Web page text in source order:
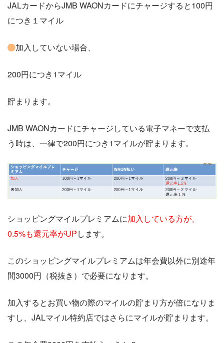
JALカードからJMB WAONカードにチャージすると100円
につき１マイル
加入していない場合、
200円につき1マイル
貯まります。
JMB WAONカードにチャージしている電子マネーで支払
う時は、一律で200円につき1マイルが貯まります。
ショッピングマイルプレミアムに加入している方が、
0.5%も還元率がUPします。
このショッピングマイルプレミアムは年会費以外に別途年
間3000円（税抜き）で必要になります。
加入するとお買い物の際のマイルの貯まり方が倍になりま
すし、JALマイル特約店ではさらにマイルが貯まります。